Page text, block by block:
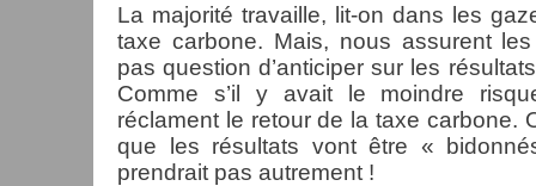
La majorité travaille, lit-on dans les
taxe carbone. Mais, nous assurent
pas question d’anticiper sur les
Comme s’il y avait le moindre
réclament le retour de la taxe carbone.
que les résultats vont être «
prendrait pas autrement !